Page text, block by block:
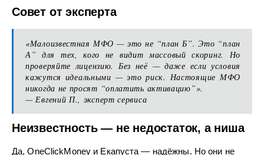
Совет от эксперта
«Малоизвестная МФО — это не “план Б”. Это “план
А” для тех, кого не видит массовый скоринг. Но
проверяйте лицензию. Без неё — даже если условия
кажутся идеальными — это риск. Настоящие МФО
никогда не просят “оплатить активацию”».
— Евгений П., эксперт сервиса
Неизвестность — не недостаток, а ниша
Да, OneClickMoney и Екапуста — надёжны. Но они не